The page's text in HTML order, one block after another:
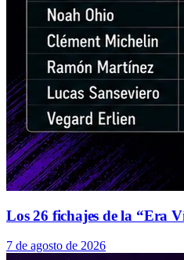
Los 26 fichajes de la “Era
7 de agosto de 2026